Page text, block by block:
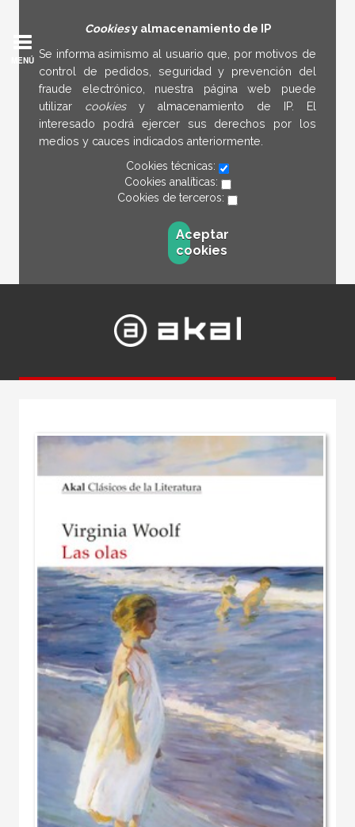
Cookiesy almacenamiento de IP
Se informa asimismo al usuario que, por motivos de
control de pedidos, seguridad y prevención del
fraude electrónico, nuestra página web puede
utilizar cookies y almacenamiento de IP. El
interesado podrá ejercer sus derechos por los
medios y cauces indicados anteriormente.
Cookies técnicas:
Cookies analíticas:
Cookies de terceros:
Aceptar
cookies
MENÚ